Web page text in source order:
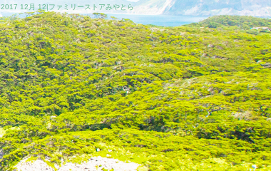
2017 12月 12|ファミリーストアみやとら